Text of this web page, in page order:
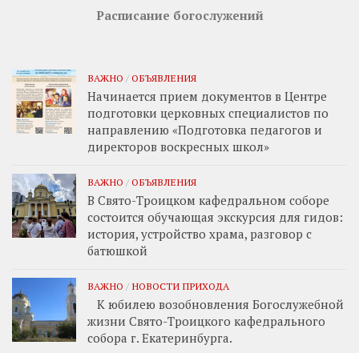
Расписание богослужений
ВАЖНО / ОБЪЯВЛЕНИЯ
Начинается прием документов в Центре
подготовки церковных специалистов по
направлению «Подготовка педагогов и
директоров воскресных школ»
ВАЖНО / ОБЪЯВЛЕНИЯ
В Свято-Троицком кафедральном соборе
состоится обучающая экскурсия для гидов:
история, устройство храма, разговор с
батюшкой
ВАЖНО / НОВОСТИ ПРИХОДА
К юбилею возобновления Богослужебной
жизни Свято-Троицкого кафедрального
собора г. Екатеринбурга.